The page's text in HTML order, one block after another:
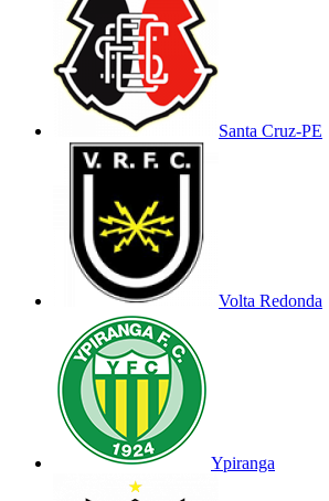
Santa Cruz-PE
Volta Redonda
Ypiranga